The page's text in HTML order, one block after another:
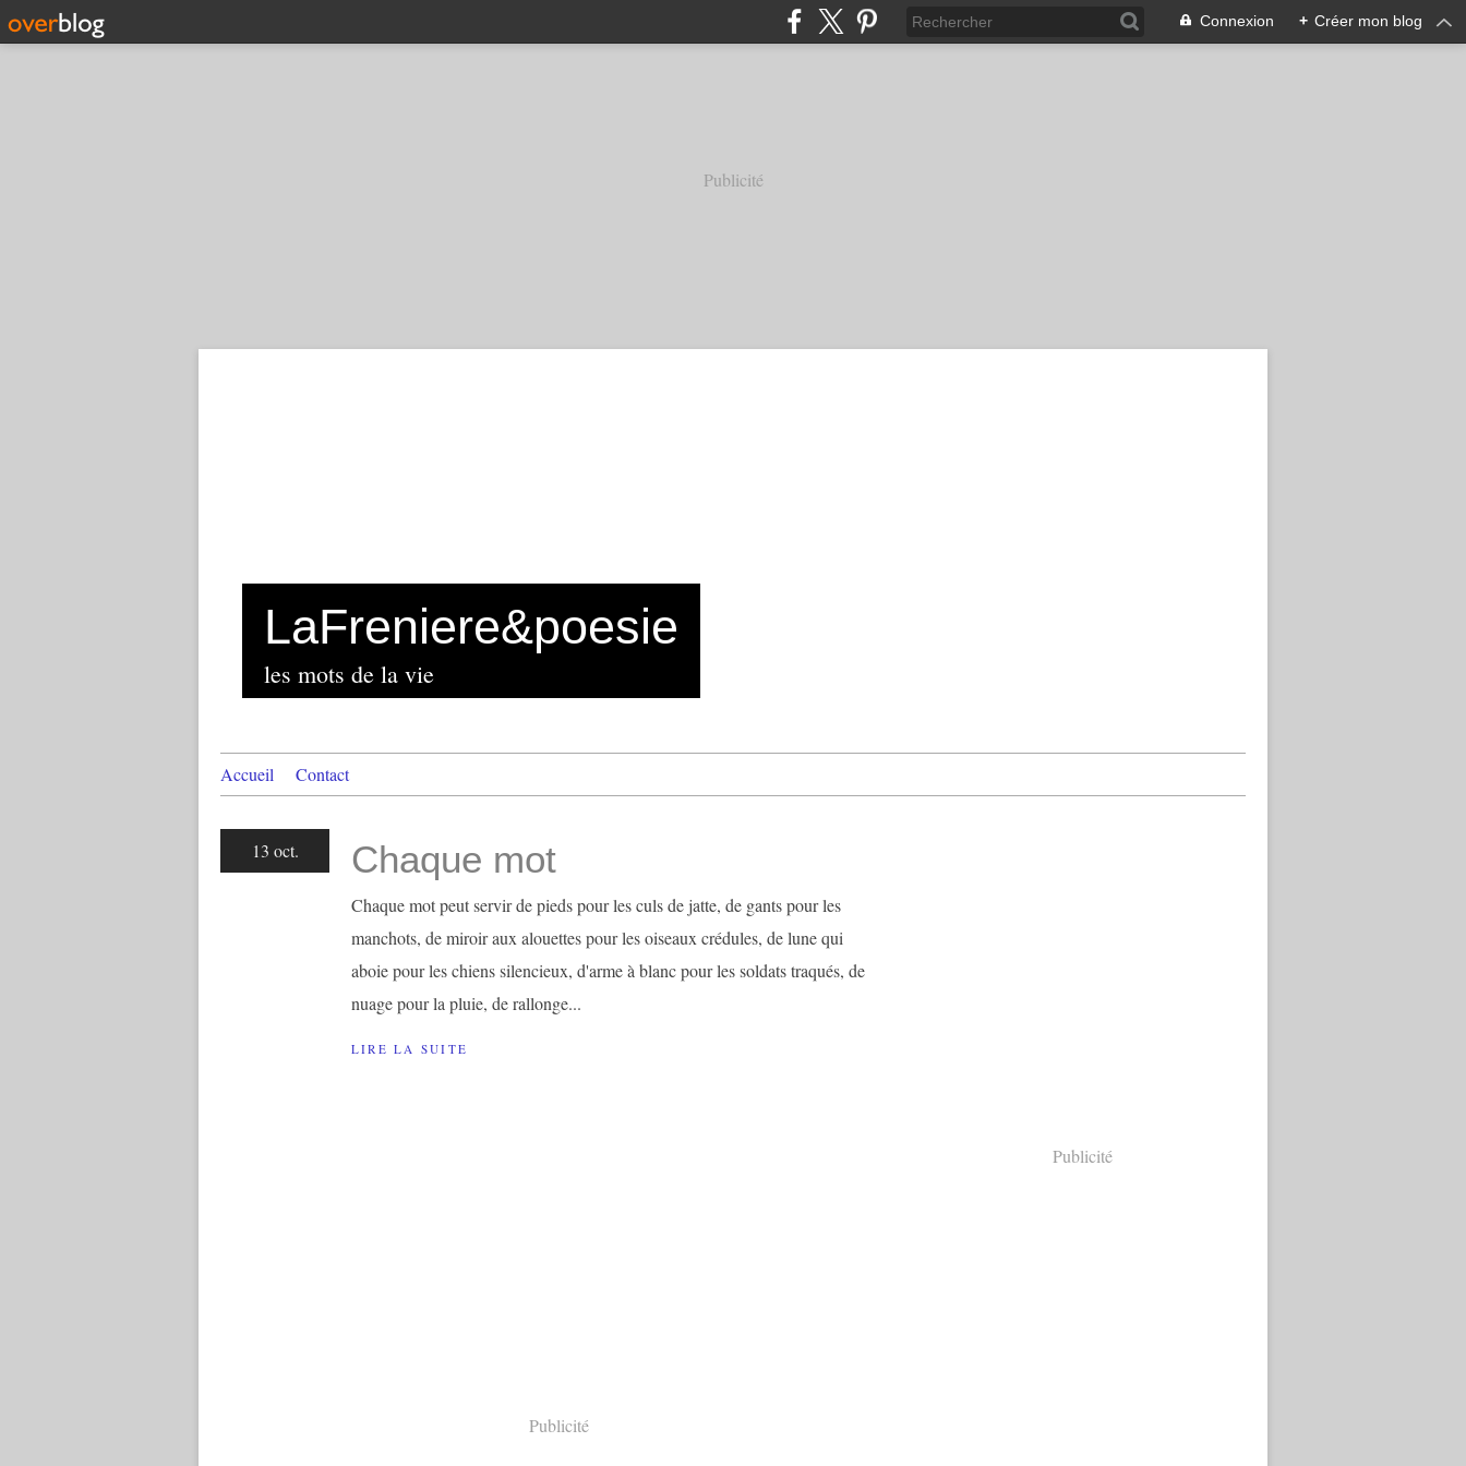
Connexion + Créer mon blog
Publicité
LaFreniere&poesie
les mots de la vie
Accueil Contact
13 oct. Chaque mot
Chaque mot peut servir de pieds pour les culs de jatte, de gants pour les
manchots, de miroir aux alouettes pour les oiseaux crédules, de lune qui
aboie pour les chiens silencieux, d'arme à blanc pour les soldats traqués, de
nuage pour la pluie, de rallonge...
LIRE LA SUITE
Publicité
Publicité